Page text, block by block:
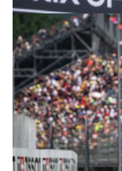
© R. Lekl